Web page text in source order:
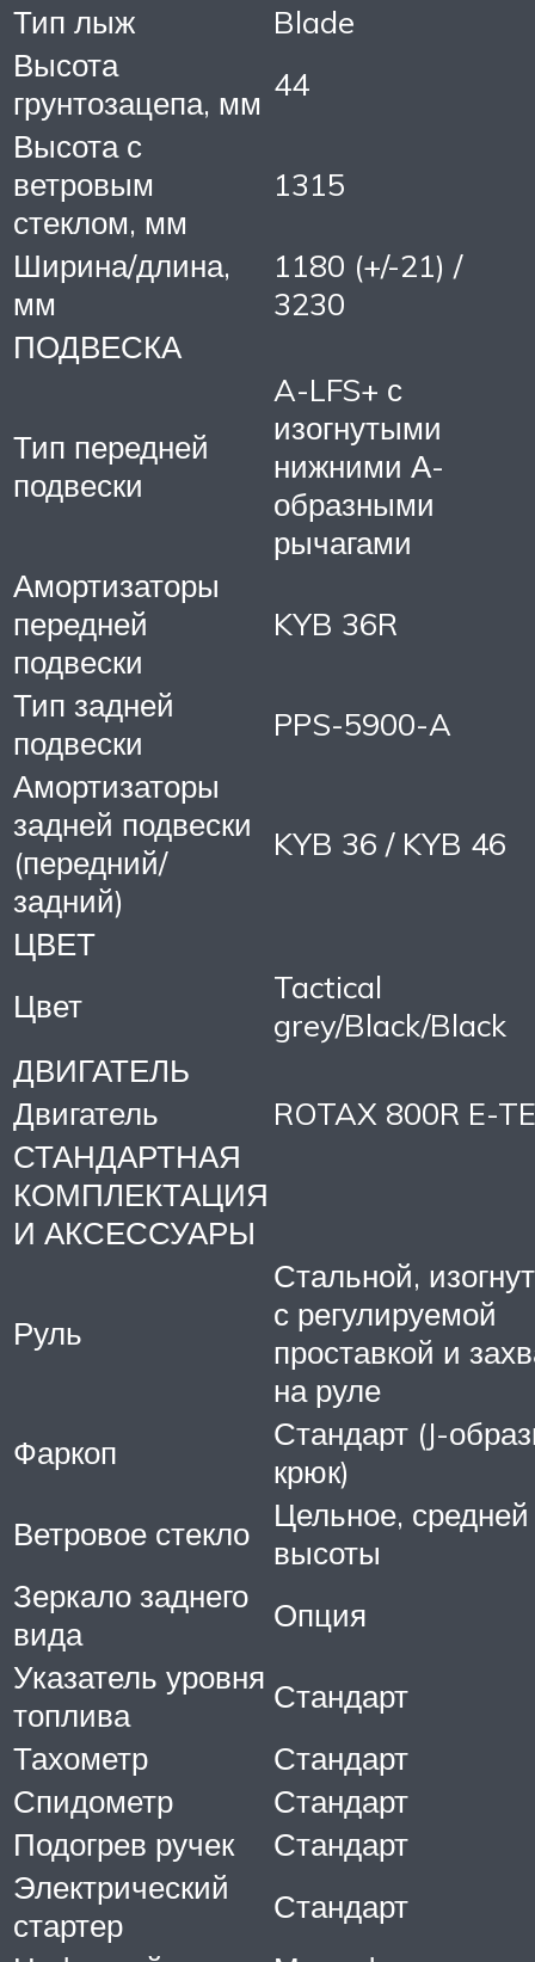
Тип лыж
Blade
Высота
грунтозацепа, мм 44
Высота с
ветровым
стеклом, мм
1315
Ширина/длина,
мм
1180 (+/-21) /
3230
ПОДВЕСКА
Тип передней
подвески
A-LFS+ с
изогнутыми
нижними А-
образными
рычагами
Амортизаторы
передней
подвески
KYB 36R
Тип задней
подвески
PPS-5900-A
Амортизаторы
задней подвески
(передний/
задний)
KYB 36 / KYB 46
ЦВЕТ
Цвет
Tactical
grey/Black/Black
ДВИГАТЕЛЬ
Двигатель
ROTAX 800R E-
СТАНДАРТНАЯ
КОМПЛЕКТАЦИЯ
И АКСЕССУАРЫ
Руль
Стальной,
с регулируемой
проставкой и
на руле
Фаркоп
Стандарт (J-
крюк)
Ветровое стекло
Цельное, средней
высоты
Зеркало заднего
вида
Опция
Указатель уровня
топлива
Стандарт
Тахометр
Стандарт
Спидометр
Стандарт
Подогрев ручек
Стандарт
Электрический
стартер
Стандарт